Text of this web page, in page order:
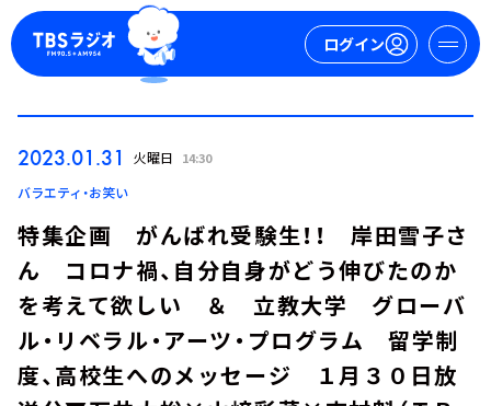
ログイン
ログイン
今日の番組表
2023.01.31 火曜日 14:30
バラエティ・お笑い
特集企画 がんばれ受験生！！ 岸田雪子さ
ん コロナ禍、自分自身がどう伸びたのか
を考えて欲しい ＆ 立教大学 グローバ
ル・リベラル・アーツ・プログラム 留学制
度、高校生へのメッセージ １月３０日放